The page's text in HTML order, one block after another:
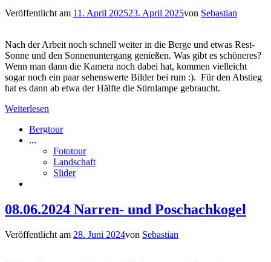
Veröffentlicht am 11. April 202523. April 2025von Sebastian
Nach der Arbeit noch schnell weiter in die Berge und etwas Rest-
Sonne und den Sonnenuntergang genießen. Was gibt es schöneres?
Wenn man dann die Kamera noch dabei hat, kommen vielleicht
sogar noch ein paar sehenswerte Bilder bei rum :). Für den Abstieg
hat es dann ab etwa der Hälfte die Stirnlampe gebraucht.
Weiterlesen
Bergtour
...
Fototour
Landschaft
Slider
08.06.2024 Narren- und Poschachkogel
Veröffentlicht am 28. Juni 2024von Sebastian